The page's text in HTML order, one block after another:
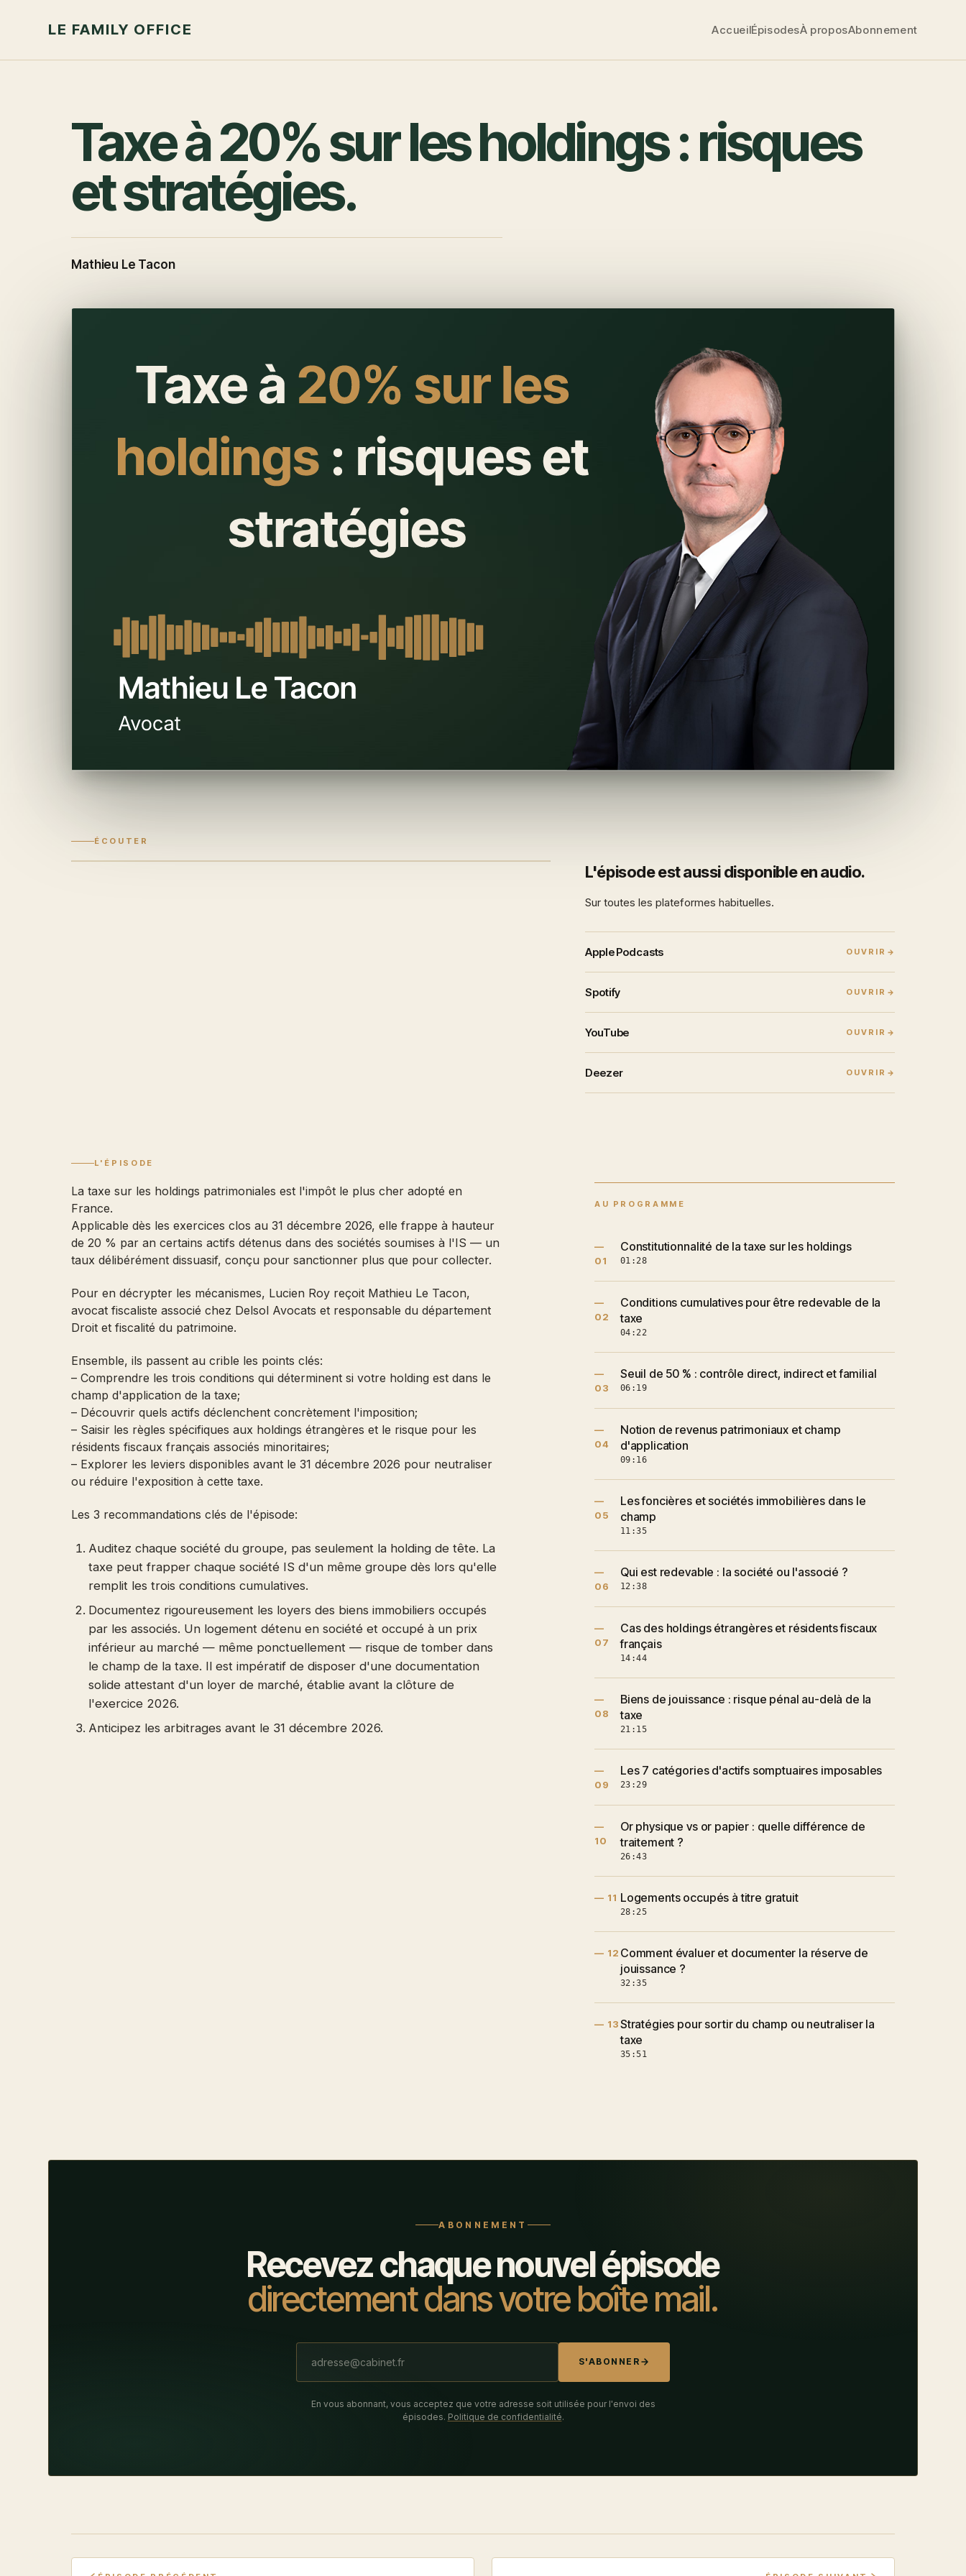
LE FAMILY OFFICE AccueilÉpisodesÀ proposAbonnement
Taxe à 20% sur les holdings : risques
et stratégies.
Mathieu Le Tacon
ÉCOUTER
L'épisode est aussi disponible en audio.
Sur toutes les plateformes habituelles.
Apple Podcasts OUVRIR
Spotify OUVRIR
YouTube OUVRIR
Deezer OUVRIR
L'ÉPISODE
La taxe sur les holdings patrimoniales est l'impôt le plus cher adopté en
France.
Applicable dès les exercices clos au 31 décembre 2026, elle frappe à hauteur
de 20 % par an certains actifs détenus dans des sociétés soumises à l'IS — un
taux délibérément dissuasif, conçu pour sanctionner plus que pour collecter.
Pour en décrypter les mécanismes, Lucien Roy reçoit Mathieu Le Tacon,
avocat fiscaliste associé chez Delsol Avocats et responsable du département
Droit et fiscalité du patrimoine.
Ensemble, ils passent au crible les points clés:
– Comprendre les trois conditions qui déterminent si votre holding est dans le
champ d'application de la taxe;
– Découvrir quels actifs déclenchent concrètement l'imposition;
– Saisir les règles spécifiques aux holdings étrangères et le risque pour les
résidents fiscaux français associés minoritaires;
– Explorer les leviers disponibles avant le 31 décembre 2026 pour neutraliser
ou réduire l'exposition à cette taxe.
Les 3 recommandations clés de l'épisode:
Auditez chaque société du groupe, pas seulement la holding de tête. La
taxe peut frapper chaque société IS d'un même groupe dès lors qu'elle
remplit les trois conditions cumulatives.
Documentez rigoureusement les loyers des biens immobiliers occupés
par les associés. Un logement détenu en société et occupé à un prix
inférieur au marché — même ponctuellement — risque de tomber dans
le champ de la taxe. Il est impératif de disposer d'une documentation
solide attestant d'un loyer de marché, établie avant la clôture de
l'exercice 2026.
Anticipez les arbitrages avant le 31 décembre 2026.
AU PROGRAMME
—
01
Constitutionnalité de la taxe sur les holdings
01:28
—
02
Conditions cumulatives pour être redevable de la
taxe
04:22
—
03
Seuil de 50 % : contrôle direct, indirect et familial
06:19
—
04
Notion de revenus patrimoniaux et champ
d'application
09:16
—
05
Les foncières et sociétés immobilières dans le
champ
11:35
—
06
Qui est redevable : la société ou l'associé ?
12:38
—
07
Cas des holdings étrangères et résidents fiscaux
français
14:44
—
08
Biens de jouissance : risque pénal au-delà de la
taxe
21:15
—
09
Les 7 catégories d'actifs somptuaires imposables
23:29
—
10
Or physique vs or papier : quelle différence de
traitement ?
26:43
— 11 Logements occupés à titre gratuit
28:25
— 12 Comment évaluer et documenter la réserve de
jouissance ?
32:35
— 13Stratégies pour sortir du champ ou neutraliser la
taxe
35:51
ABONNEMENT
Recevez chaque nouvel épisode
directement dans votre boîte mail.
S'ABONNER
En vous abonnant, vous acceptez que votre adresse soit utilisée pour l'envoi des
épisodes. Politique de confidentialité.